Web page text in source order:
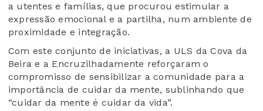
a utentes e famílias, que procurou estimular a
expressão emocional e a partilha, num ambiente de
proximidade e integração.
Com este conjunto de iniciativas, a ULS da Cova da
Beira e a Encruzilhadamente reforçaram o
compromisso de sensibilizar a comunidade para a
importância de cuidar da mente, sublinhando que
“cuidar da mente é cuidar da vida”.